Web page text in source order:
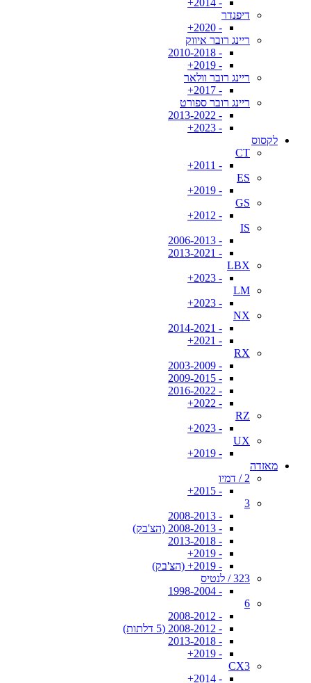
- 2014+
דיפנדר
- 2020+
ריינג רובר איווק
- 2010-2018
- 2019+
ריינג רובר וולאר
- 2017+
ריינג רובר ספורט
- 2013-2022
- 2023+
לקסוס
CT
- 2011+
ES
- 2019+
GS
- 2012+
IS
- 2006-2013
- 2013-2021
LBX
- 2023+
LM
- 2023+
NX
- 2014-2021
- 2021+
RX
- 2003-2009
- 2009-2015
- 2016-2022
- 2022+
RZ
- 2023+
UX
- 2019+
מאזדה
2 / דמיו
- 2015+
3
- 2008-2013
- 2008-2013 (הצ'בק)
- 2013-2018
- 2019+
- 2019+ (הצ'בק)
323 / לנטיס
- 1998-2004
6
- 2008-2012
- 2008-2012 (5 דלתות)
- 2013-2018
- 2019+
CX3
- 2014+